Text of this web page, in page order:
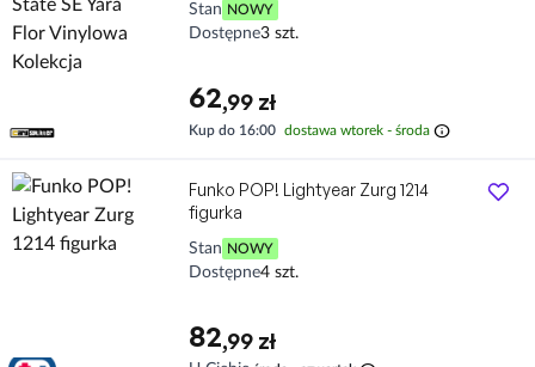
Stan NOWY
Dostępne3 szt.
62,99 zł
Kup do 16:00 dostawa wtorek - środa info
Funko POP! Lightyear Zurg 1214
figurka
Stan NOWY
Dostępne4 szt.
82,99 zł